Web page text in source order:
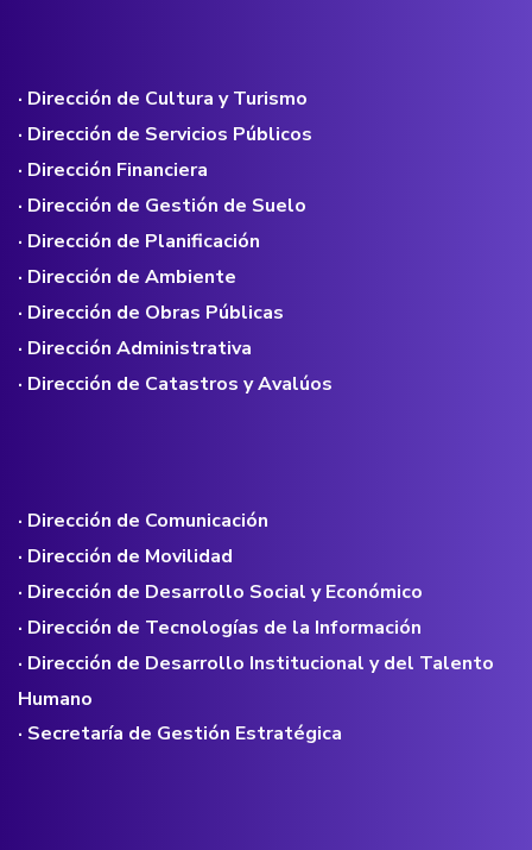
· Dirección de Cultura y Turismo
· Dirección de Servicios Públicos
· Dirección Financiera
· Dirección de Gestión de Suelo
· Dirección de Planificación
· Dirección de Ambiente
· Dirección de Obras Públicas
· Dirección Administrativa
· Dirección de Catastros y Avalúos
· Dirección de Comunicación
· Dirección de Movilidad
· Dirección de Desarrollo Social y Económico
· Dirección de Tecnologías de la Información
· Dirección de Desarrollo Institucional y del Talento
Humano
· Secretaría de Gestión Estratégica